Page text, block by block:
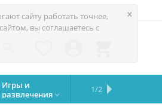
×
сайту работать точнее,
вы соглашаетесь с
Игры и
развлечения 
Сервисный
центр
Сравните
iPhone
Подарки
на все
случаи
Запчасти
Бренды
1/2